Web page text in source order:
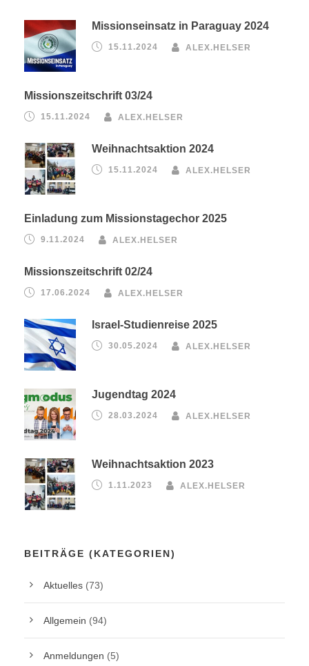
Missionseinsatz in Paraguay 2024
15.11.2024 ALEX.HELSER
Missionszeitschrift 03/24
15.11.2024 ALEX.HELSER
Weihnachtsaktion 2024
15.11.2024 ALEX.HELSER
Einladung zum Missionstagechor 2025
9.11.2024 ALEX.HELSER
Missionszeitschrift 02/24
17.06.2024 ALEX.HELSER
Israel-Studienreise 2025
30.05.2024 ALEX.HELSER
Jugendtag 2024
28.03.2024 ALEX.HELSER
Weihnachtsaktion 2023
1.11.2023 ALEX.HELSER
BEITRÄGE (KATEGORIEN)
Aktuelles (73)
Allgemein (94)
Anmeldungen (5)